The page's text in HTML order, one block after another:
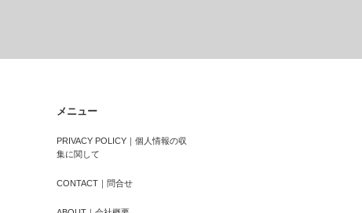
メニュー
PRIVACY POLICY｜個人情報の収
集に関して
CONTACT｜問合せ